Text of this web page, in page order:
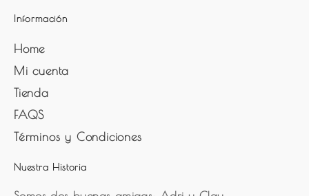
Información
Home
Mi cuenta
Tienda
FAQS
Términos y Condiciones
Nuestra Historia